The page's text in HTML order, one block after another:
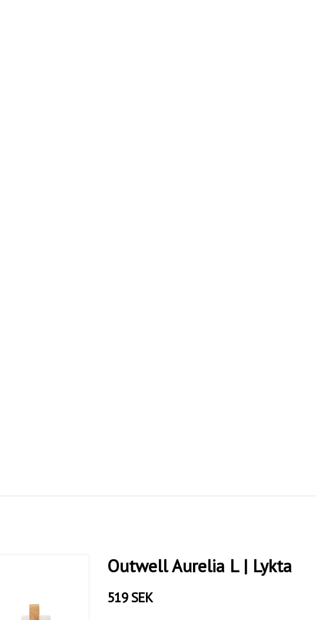
Outwell Aurelia L | Lykta
519 SEK